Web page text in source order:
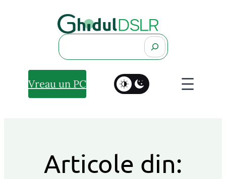
Search
Vreau un PC
Articole din: